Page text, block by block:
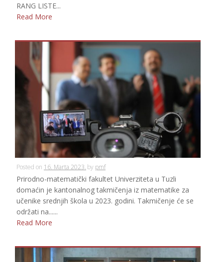
RANG LISTE...
Read More
Posted on 16. Marta 2023. by pmf
Prirodno-matematički fakultet Univerziteta u Tuzli
domaćin je kantonalnog takmičenja iz matematike za
učenike srednjih škola u 2023. godini. Takmičenje će se
održati na......
Read More